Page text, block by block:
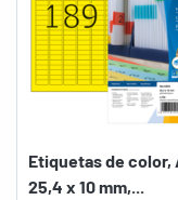
Etiquetas de color,
25,4 x 10 mm,...